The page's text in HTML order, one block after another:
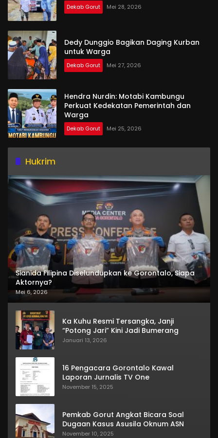
Dekab Gorut Mei 28, 2026
Dedy Dunggio Bagikan Daging Kurban
untuk Warga
Dekab Gorut Mei 27, 2026
Hendra Nurdin: Motabi Kambungu
Perkuat Kedekatan Pemerintah dan
Warga
Dekab Gorut Mei 25, 2026
Hukrim
Sianida Filipina Diselundupkan ke Gorontalo, Siapa
Aktornya?
Mei 6, 2026
Ka Kuhu Resmi Tersangka, Janji
“Potong Jari” Kini Jadi Bumerang
Januari 13, 2026
16 Pengacara Gorontalo Kawal
Laporan Jurnalis TV One
November 15, 2025
Pemkab Gorut Angkat Bicara Soal
Dugaan Kasus Asusila Oknum ASN
November 10, 2025